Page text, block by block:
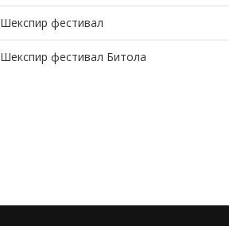
Шекспир фестивал
Шекспир фестивал Битола